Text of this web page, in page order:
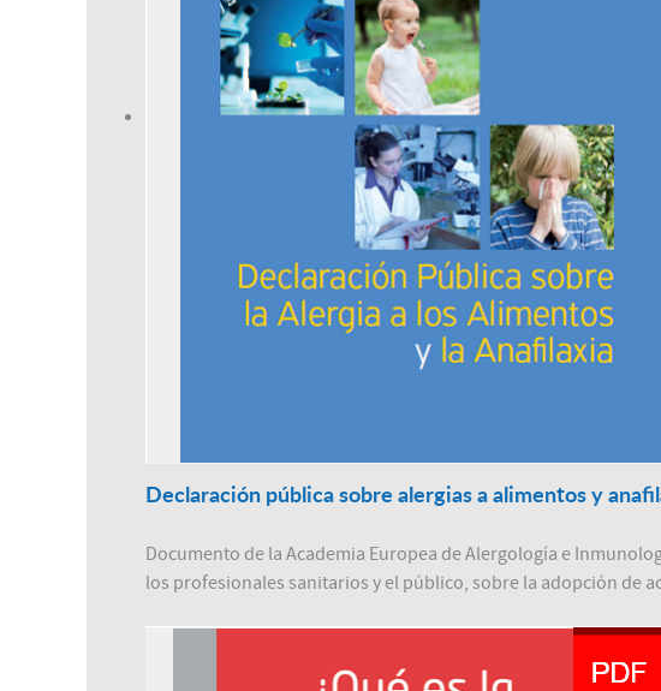
Declaración pública sobre alergias a alimentos y
Documento de la Academia Europea de Alergología e
los profesionales sanitarios y el público, sobre la adopción de